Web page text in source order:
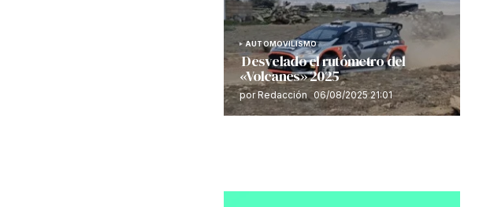
AUTOMOVILISMO
Desvelado el rutómetro del
«Volcanes» 2025
por Redacción 06/08/2025 21:01